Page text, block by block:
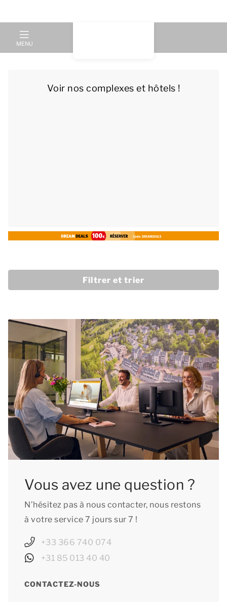
MENU
Voir nos complexes et hôtels !
Filtrer et trier
Vous avez une question ?
N’hésitez pas à nous contacter, nous restons
à votre service 7 jours sur 7 !
+33 366 740 074
+31 85 013 40 40
CONTACTEZ-NOUS